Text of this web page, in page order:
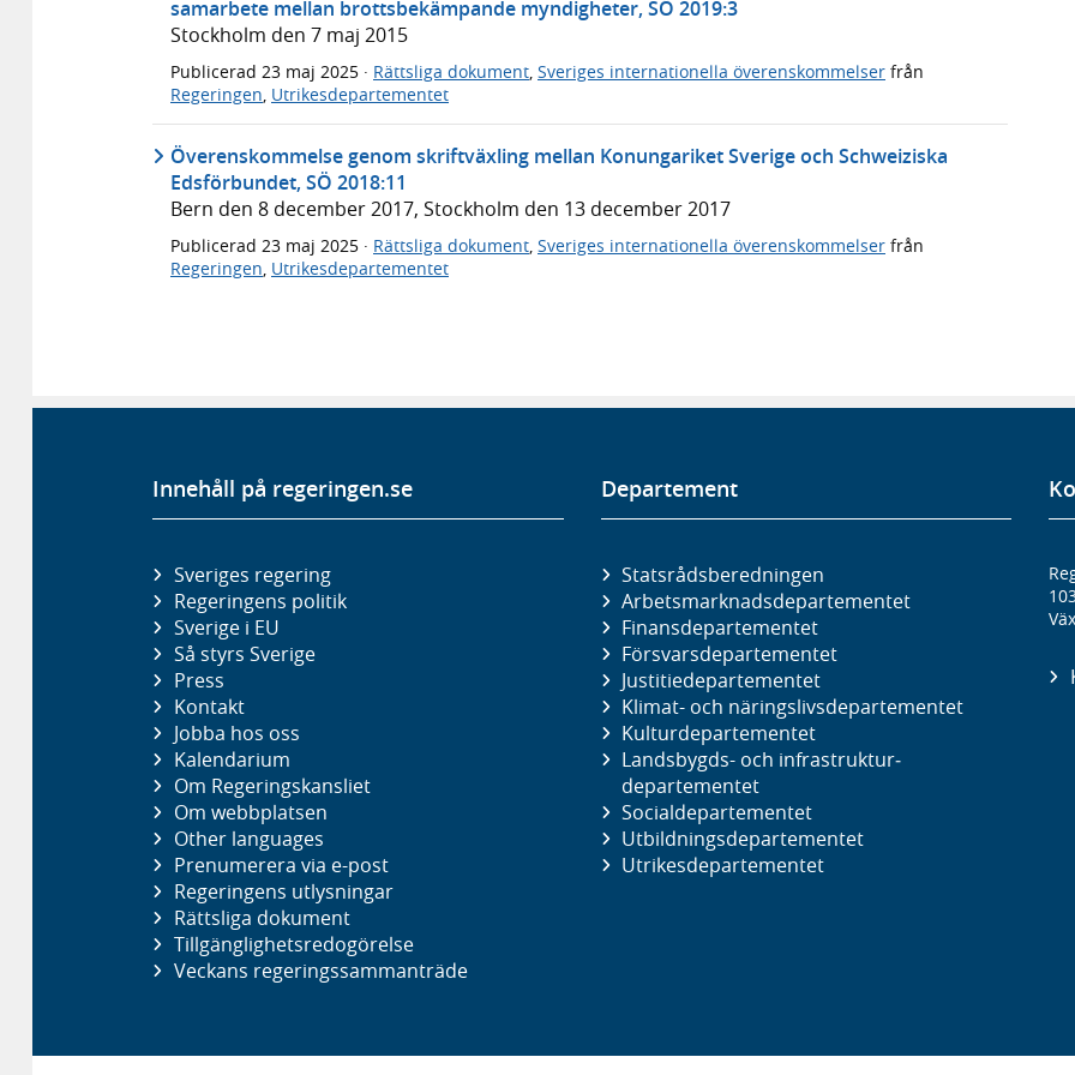
samarbete mellan brottsbekämpande myndigheter, SÖ 2019:3
Stockholm den 7 maj 2015
Publicerad 23 maj 2025 · Rättsliga dokument Sveriges internationella överenskommelser från
Regeringen Utrikesdepartementet
Överenskommelse genom skriftväxling mellan Konungariket Sverige och Schweiziska
Edsförbundet, SÖ 2018:11
Bern den 8 december 2017, Stockholm den 13 december 2017
Publicerad 23 maj 2025 · Rättsliga dokument, Sveriges internationella överenskommelser från
Regeringen, Utrikesdepartementet
Innehåll på regeringen.se
Sveriges regering
Regeringens politik
Sverige i EU
Så styrs Sverige
Press
Kontakt
Jobba hos oss
Kalendarium
Om Regeringskansliet
Om webbplatsen
Other languages
Prenumerera via e-post
Regeringens utlysningar
Rättsliga dokument
Tillgänglighetsredogörelse
Veckans regeringssammanträde
Departement
Statsrådsberedningen
Arbetsmarknads­departementet
Finans­departementet
Försvars­departementet
Justitie­departementet
Klimat- och näringslivs­departementet
Kultur­departementet
Landsbygds- och infrastruktur­
departementet
Social­departementet
Utbildnings­departementet
Utrikes­departementet